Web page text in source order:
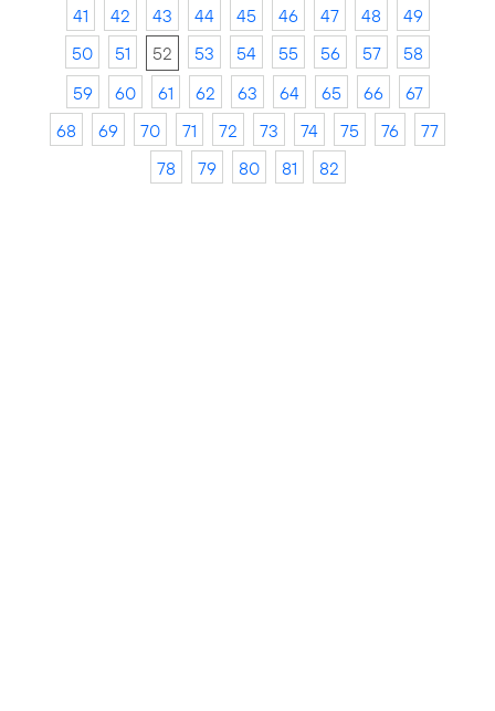
41
42 43 44 45 46 47 48
49
50
51 52 53 54 55 56 57
58
59
60 61 62 63 64 65 66
67
68
69 70 71 72 73 74 75 76
77
78
79 80 81 82